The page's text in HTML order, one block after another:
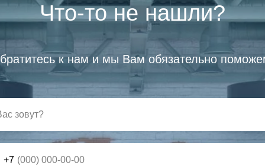
Что-то не нашли?
к нам и мы Вам обязательно
+7